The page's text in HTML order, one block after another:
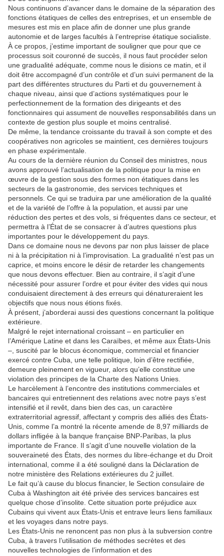
Nous continuons d’avancer dans le domaine de la séparation des
fonctions étatiques de celles des entreprises, et un ensemble de
mesures est mis en place afin de donner une plus grande
autonomie et de larges facultés à l’entreprise étatique socialiste.
À ce propos, j’estime important de souligner que pour que ce
processus soit couronné de succès, il nous faut procéder selon
une gradualité adéquate, comme nous le disions ce matin, et il
doit être accompagné d’un contrôle et d’un suivi permanent de la
part des différentes structures du Parti et du gouvernement à
chaque niveau, ainsi que d’actions systématiques pour le
perfectionnement de la formation des dirigeants et des
fonctionnaires qui assument de nouvelles responsabilités dans un
contexte de gestion plus souple et moins centralisé.
De même, la tendance croissante du travail à son compte et des
coopératives non agricoles se maintient, ces dernières toujours
en phase expérimentale.
Au cours de la dernière réunion du Conseil des ministres, nous
avons approuvé l’actualisation de la politique pour la mise en
œuvre de la gestion sous des formes non étatiques dans les
secteurs de la gastronomie, des services techniques et
personnels. Ce qui se traduira par une amélioration de la qualité
et de la variété de l’offre à la population, et aussi par une
réduction des pertes et des vols, si fréquentes dans ce secteur, et
permettra à l’État de se consacrer à d’autres questions plus
importantes pour le développement du pays.
Dans ce domaine nous ne devons par non plus laisser de place
ni à la précipitation ni à l’improvisation. La gradualité n’est pas un
caprice, et moins encore le désir de retarder les changements
que nous devons effectuer. Bien au contraire, il s’agit d’une
nécessité pour assurer l’ordre et pour éviter des vides qui nous
conduisaient directement à des erreurs qui dénatureraient les
objectifs que nous nous étions fixés.
À présent, j’aborderai aussi des questions concernant la politique
extérieure.
Malgré le rejet international croissant – en particulier en
l’Amérique Latine et dans les Caraïbes, et même aux États-Unis
–, suscité par le blocus économique, commercial et financier
exercé contre Cuba, une telle politique, loin d’être rectifiée,
demeure pleinement en vigueur, alors qu’elle constitue une
violation des principes de la Charte des Nations Unies.
Le harcèlement à l’encontre des institutions commerciales et
bancaires qui entretiennent des relations avec notre pays s’est
intensifié et il revêt, dans bien des cas, un caractère
extraterritorial agressif, affectant y compris des alliés des États-
Unis, comme l’a montré la récente amende de 8,97 milliards de
dollars infligée à la banque française BNP-Paribas, la plus
importante de France. Il s’agit d’une nouvelle violation de la
souveraineté des États, des normes du libre-échange et du Droit
international, comme il a été souligné dans la Déclaration de
notre ministère des Relations extérieures du 2 juillet.
Le fait qu’à cause du blocus financier, le Section consulaire de
Cuba à Washington ait été privée des services bancaires est
quelque chose d’insolite. Cette situation porte préjudice aux
Cubains qui vivent aux États-Unis et entrave leurs liens familiaux
et les voyages dans notre pays.
Les États-Unis ne renoncent pas non plus à la subversion contre
Cuba, à travers l’utilisation de méthodes secrètes et des
nouvelles technologies de l’information et des